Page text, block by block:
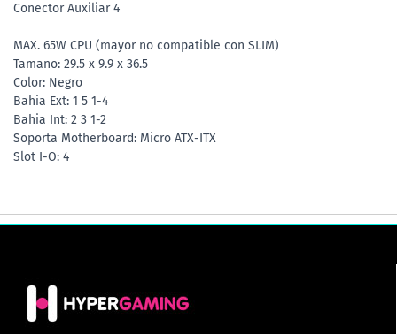
Conector Auxiliar 4
MAX. 65W CPU (mayor no compatible con SLIM)
Tamano: 29.5 x 9.9 x 36.5
Color: Negro
Bahia Ext: 1 5 1-4
Bahia Int: 2 3 1-2
Soporta Motherboard: Micro ATX-ITX
Slot I-O: 4